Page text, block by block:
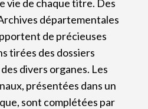
vie de chaque titre. Des
départementales
de précieuses
tirées des dossiers
divers organes. Les
présentées dans un
sont complétées par